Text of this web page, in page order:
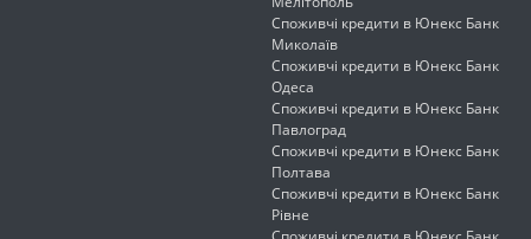
Споживчі кредити в Юнекс Банк
Миколаїв
Споживчі кредити в Юнекс Банк
Одеса
Споживчі кредити в Юнекс Банк
Павлоград
Споживчі кредити в Юнекс Банк
Полтава
Споживчі кредити в Юнекс Банк
Рівне